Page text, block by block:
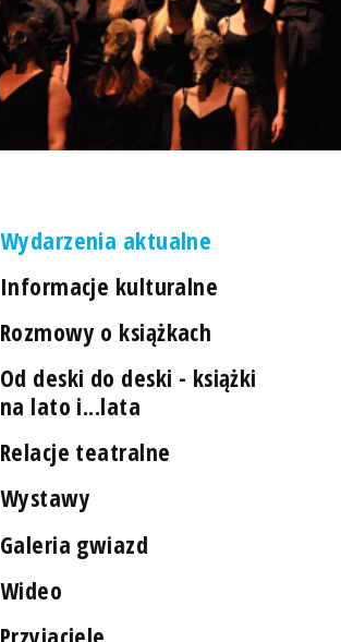
Wydarzenia aktualne
Informacje kulturalne
Rozmowy o książkach
Od deski do deski - książki
na lato i...lata
Relacje teatralne
Wystawy
Galeria gwiazd
Wideo